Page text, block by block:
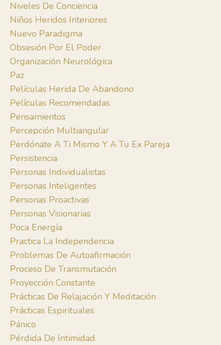
Niveles De Conciencia
Niños Heridos Interiores
Nuevo Paradigma
Obsesión Por El Poder
Organización Neurológica
Paz
Películas Herida De Abandono
Películas Recomendadas
Pensamientos
Percepción Multiangular
Perdónate A Ti Mismo Y A Tu Ex Pareja
Persistencia
Personas Individualistas
Personas Inteligentes
Personas Proactivas
Personas Visionarias
Poca Energía
Practica La Independencia
Problemas De Autoafirmación
Proceso De Transmutación
Proyección Constante
Prácticas De Relajación Y Meditación
Prácticas Espirituales
Pánico
Pérdida De Intimidad